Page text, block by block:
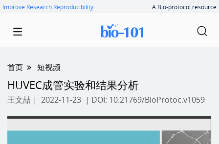
Improve Research Reproducibility A Bio-protocol resource
首页 短视频
HUVEC成管实验和结果分析
王文喆 | 2022-11-23 | DOI: 10.21769/BioProtoc.v1059